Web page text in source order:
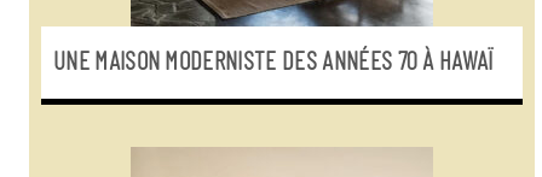
UNE MAISON MODERNISTE DES ANNÉES 70 À HAWAÏ